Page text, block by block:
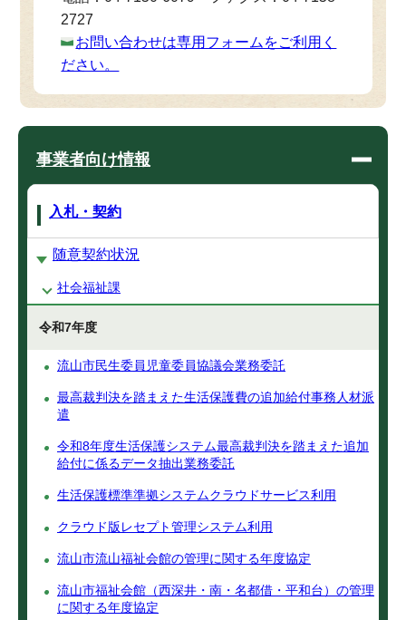
2727
お問い合わせは専用フォームをご利用く
ださい。
事業者向け情報
入札・契約
随意契約状況
社会福祉課
令和7年度
流山市民生委員児童委員協議会業務委託
最高裁判決を踏まえた生活保護費の追加給付事務人材派
遣
令和8年度生活保護システム最高裁判決を踏まえた追加
給付に係るデータ抽出業務委託
生活保護標準準拠システムクラウドサービス利用
クラウド版レセプト管理システム利用
流山市流山福祉会館の管理に関する年度協定
流山市福祉会館（西深井・南・名都借・平和台）の管理
に関する年度協定